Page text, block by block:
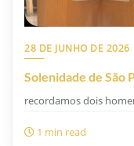
28 DE JUNHO DE 2026
Solenidade de São
recordamos dois
1 min read